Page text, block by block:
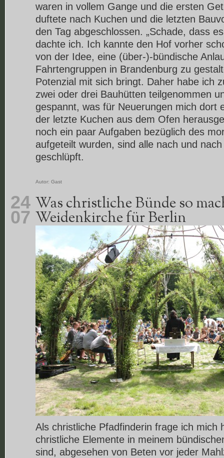
waren in vollem Gange und die ersten
duftete nach Kuchen und die letzten
den Tag abgeschlossen. „Schade, dass
dachte ich. Ich kannte den Hof vorher
von der Idee, eine (über-)-bündische
Fahrtengruppen in Brandenburg zu
Potenzial mit sich bringt. Daher habe ich
zwei oder drei Bauhütten teilgenommen
gespannt, was für Neuerungen mich dort
der letzte Kuchen aus dem Ofen
noch ein paar Aufgaben bezüglich des
aufgeteilt wurden, sind alle nach und
geschlüpft.
Autor: Gast
24
07
Was christliche Bünde so
Weidenkirche für Berlin
Als christliche Pfadfinderin frage ich mich
christliche Elemente in meinem
sind, abgesehen von Beten vor jeder